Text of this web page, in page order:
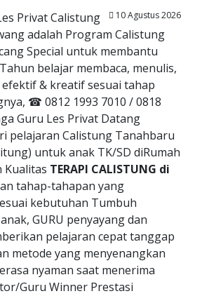
10 Agustus 2026
Privat Calistung
adalah Program Calistung
Special untuk membantu
belajar membaca, menulis,
& kreatif sesuai tahap
☎ 0812 1993 7010 / 0818
Guru Les Privat Datang
pelajaran Calistung Tanahbaru
untuk anak TK/SD diRumah
Kualitas TERAPI CALISTUNG di
tahap-tahapan yang
kebutuhan Tumbuh
GURU penyayang dan
pelajaran cepat tanggap
metode yang menyenangkan
nyaman saat menerima
Guru Winner Prestasi